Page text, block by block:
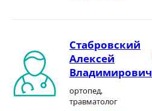
Стабровский
Алексей
Владимирович
ортопед,
травматолог